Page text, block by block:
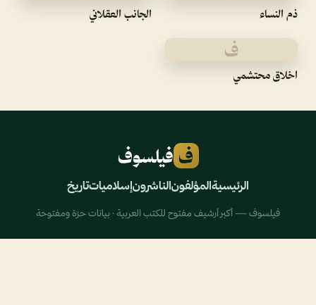
ذم النساء الجانب العقلاني
ف
اخلاق محتشمي
ف فيلسوف
الرئيسيةالمؤلفونالناشرونإسلامياتتاريخ
فيلسوف — أكبر أرشيف مفتوح للكتب العربية · بيانات حرّة ومفتوحة